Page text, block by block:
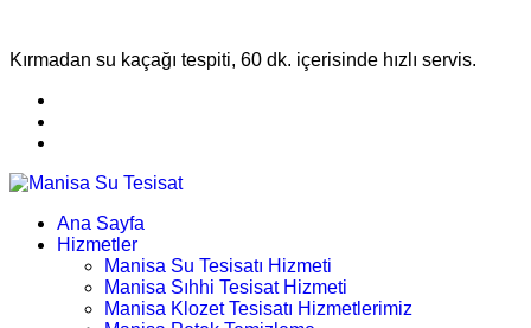
Kırmadan su kaçağı tespiti, 60 dk. içerisinde hızlı servis.
Ana Sayfa
Hizmetler
Manisa Su Tesisatı Hizmeti
Manisa Sıhhi Tesisat Hizmeti
Manisa Klozet Tesisatı Hizmetlerimiz